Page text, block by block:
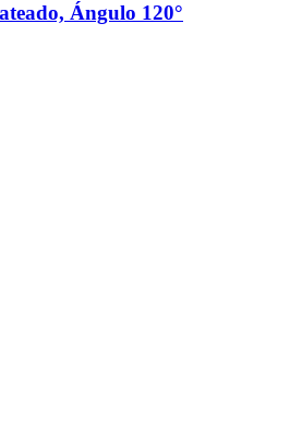
Ángulo 120°